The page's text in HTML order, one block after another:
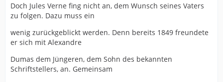
Doch Jules Verne fing nicht an, dem Wunsch seines Vaters
zu folgen. Dazu muss ein
wenig zurückgeblickt werden. Denn bereits 1849 freundete
er sich mit Alexandre
Dumas dem Jüngeren, dem Sohn des bekannten
Schriftstellers, an. Gemeinsam